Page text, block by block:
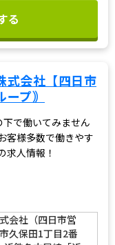
る
式会社【四日市
プ｠
で働いてみません
客様多数で働きやす
求人情報！
会社（四日市営
久保田1丁目2番